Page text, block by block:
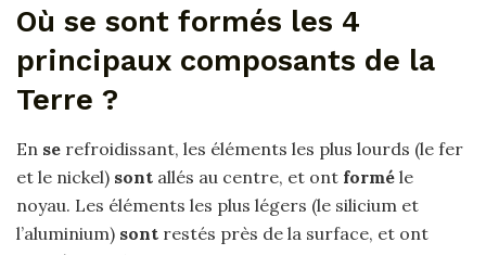
Où se sont formés les 4
principaux composants de la
Terre ?
En se refroidissant, les éléments les plus lourds (le fer
et le nickel) sont allés au centre, et ont formé le
noyau. Les éléments les plus légers (le silicium et
l’aluminium) sont restés près de la surface, et ont